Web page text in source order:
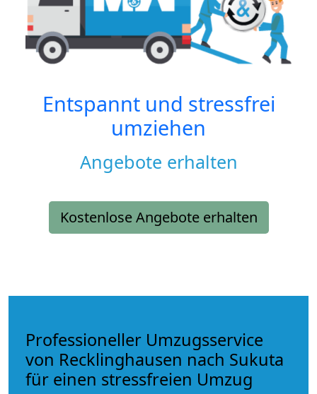
Entspannt und stressfrei
umziehen
Angebote erhalten
Kostenlose Angebote erhalten
Professioneller Umzugsservice
von Recklinghausen nach Sukuta
für einen stressfreien Umzug